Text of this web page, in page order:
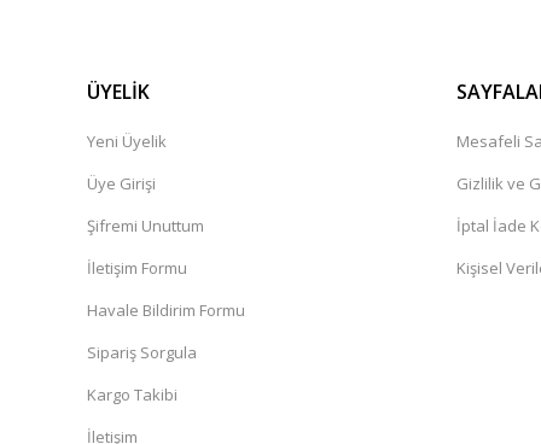
ÜYELİK
Yeni Üyelik
Üye Girişi
Şifremi Unuttum
İletişim Formu
Havale Bildirim Formu
Sipariş Sorgula
Kargo Takibi
İletişim
Mesafeli
Gizlilik ve
İptal İade
Kişisel